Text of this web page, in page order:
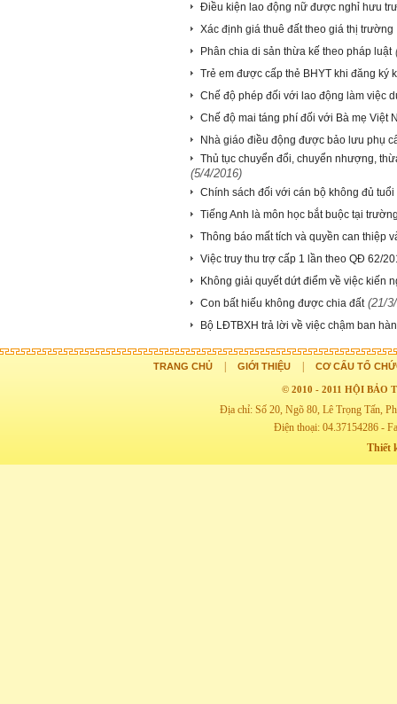
Điều kiện lao động nữ được nghỉ hưu
Xác định giá thuê đất theo giá thị trường
Phân chia di sản thừa kế theo pháp luật
Trẻ em được cấp thẻ BHYT khi đăng ký
Chế độ phép đối với lao động làm việc
Chế độ mai táng phí đối với Bà mẹ Việt
Nhà giáo điều động được bảo lưu phụ
Thủ tục chuyển đổi, chuyển nhượng,
(5/4/2016)
Chính sách đối với cán bộ không đủ tuổi
Tiếng Anh là môn học bắt buộc tại
Thông báo mất tích và quyền can thiệp
Việc truy thu trợ cấp 1 lần theo QĐ 62/
Không giải quyết dứt điểm về việc kiến
Con bất hiếu không được chia đất (21/
Bộ LĐTBXH trả lời về việc chậm ban
TRANG CHỦ GIỚI THIỆU CƠ CẤU TỔ
© 2010 - 2011 HỘI BẢO
Địa chỉ: Số 20, Ngõ 80, Lê Trọng Tấn,
Điện thoại: 04.37154286 -
Thiết